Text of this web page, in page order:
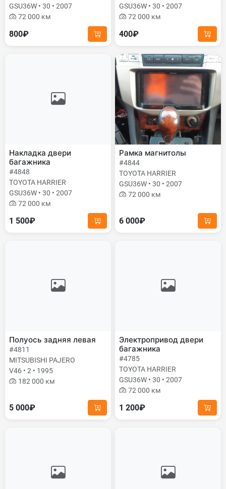
GSU36W • 30 • 2007
72 000 км
800₽
GSU36W • 30 • 2007
72 000 км
400₽
Накладка двери
багажника
#4848
TOYOTA HARRIER
GSU36W • 30 • 2007
72 000 км
1 500₽
Рамка магнитолы
#4844
TOYOTA HARRIER
GSU36W • 30 • 2007
72 000 км
6 000₽
Полуось задняя левая
#4811
MITSUBISHI PAJERO
V46 • 2 • 1995
182 000 км
5 000₽
Электропривод двери
багажника
#4785
TOYOTA HARRIER
GSU36W • 30 • 2007
72 000 км
1 200₽